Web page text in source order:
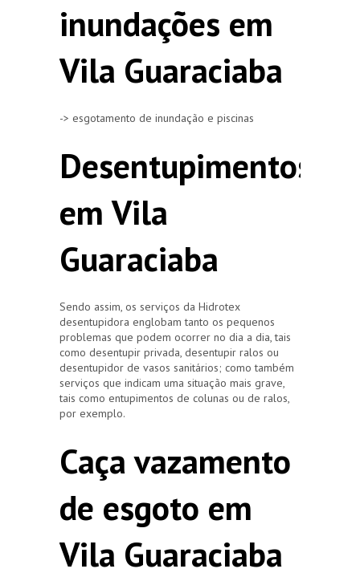
inundações em
Vila Guaraciaba
-> esgotamento de inundação e piscinas
Desentupimentos
em Vila
Guaraciaba
Sendo assim, os serviços da Hidrotex
desentupidora englobam tanto os pequenos
problemas que podem ocorrer no dia a dia, tais
como desentupir privada, desentupir ralos ou
desentupidor de vasos sanitários; como também
serviços que indicam uma situação mais grave,
tais como entupimentos de colunas ou de ralos,
por exemplo.
Caça vazamento
de esgoto em
Vila Guaraciaba